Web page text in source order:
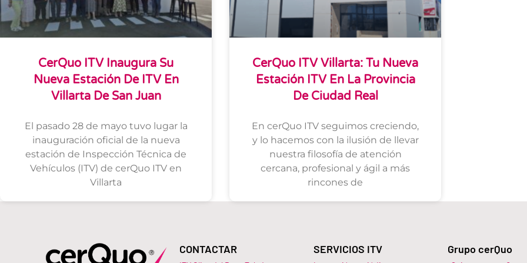
CerQuo ITV Inaugura Su
Nueva Estación De ITV En
Villarta De San Juan
El pasado 28 de mayo tuvo lugar la
inauguración oficial de la nueva
estación de Inspección Técnica de
Vehículos (ITV) de cerQuo ITV en
Villarta
CerQuo ITV Villarta: Tu Nueva
Estación ITV En La Provincia
De Ciudad Real
En cerQuo ITV seguimos creciendo,
y lo hacemos con la ilusión de llevar
nuestra filosofía de atención
cercana, profesional y ágil a más
rincones de
CONTACTAR SERVICIOS ITV Grupo cerQuo